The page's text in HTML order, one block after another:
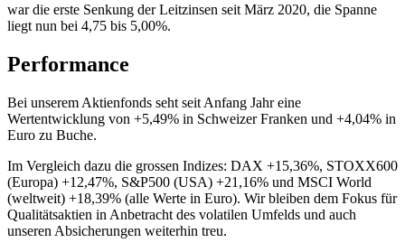
war die erste Senkung der Leitzinsen seit März 2020, die Spanne
liegt nun bei 4,75 bis 5,00%.
Performance
Bei unserem Aktienfonds seht seit Anfang Jahr eine
Wertentwicklung von +5,49% in Schweizer Franken und +4,04% in
Euro zu Buche.
Im Vergleich dazu die grossen Indizes: DAX +15,36%, STOXX600
(Europa) +12,47%, S&P500 (USA) +21,16% und MSCI World
(weltweit) +18,39% (alle Werte in Euro). Wir bleiben dem Fokus für
Qualitätsaktien in Anbetracht des volatilen Umfelds und auch
unseren Absicherungen weiterhin treu.